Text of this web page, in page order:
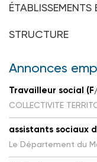
ÉTABLISSEMENTS
STRUCTURE
Annonces
Travailleur social
COLLECTIVITE
assistants sociaux
Le Département du